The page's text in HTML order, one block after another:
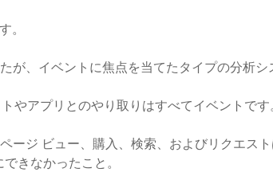
。
が、イベントに焦点を当てたタイプの分析
やアプリとのやり取りはすべてイベントです。
ージ ビュー、購入、検索、およびリクエス
きなかったこと。